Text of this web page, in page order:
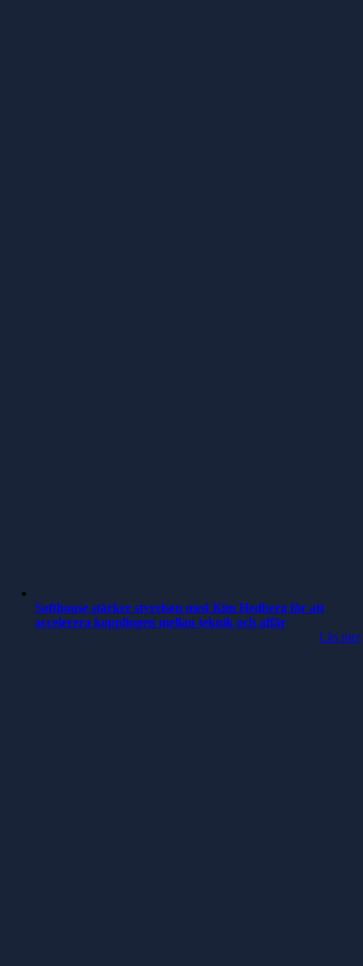
Softhouse stärker styrelsen med Kim Hedberg för att
accelerera kopplingen mellan teknik och affär
Läs mer